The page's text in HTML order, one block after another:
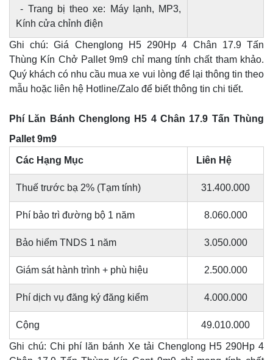
- Trang bị theo xe: Máy lạnh, MP3,
Kính cửa chỉnh điện
Ghi chú: Giá Chenglong H5 290Hp 4 Chân 17.9 Tấn
Thùng Kín Chở Pallet 9m9 chỉ mang tính chất tham khảo.
Quý khách có nhu cầu mua xe vui lòng để lại thông tin theo
mẫu hoặc liên hệ Hotline/Zalo để biết thông tin chi tiết.
Phí Lăn Bánh Chenglong H5 4 Chân 17.9 Tấn Thùng
Pallet 9m9
Các Hạng Mục Liên Hệ
Thuế trước bạ 2% (Tạm tính) 31.400.000
Phí bảo trì đường bộ 1 năm 8.060.000
Bảo hiểm TNDS 1 năm 3.050.000
Giám sát hành trình + phù hiệu 2.500.000
Phí dịch vụ đăng ký đăng kiểm 4.000.000
Cộng 49.010.000
Ghi chú: Chi phí lăn bánh Xe tải Chenglong H5 290Hp 4